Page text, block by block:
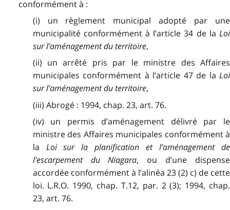
conformément à :
(i) un règlement municipal adopté par une
municipalité conformément à l’article 34 de la Loi
sur l’aménagement du territoire,
(ii) un arrêté pris par le ministre des Affaires
municipales conformément à l’article 47 de la Loi
surl’aménagement du territoire,
(iii) Abrogé : 1994, chap. 23, art. 76.
(iv) un permis d’aménagement délivré par le
ministre des Affaires municipales conformément à
la Loi sur la planification et l’aménagement de
l’escarpement du Niagara, ou d’une dispense
accordée conformément à l’alinéa 23 (2) c) de cette
loi. L.R.O. 1990, chap. T.12, par. 2 (3); 1994, chap.
23, art. 76.